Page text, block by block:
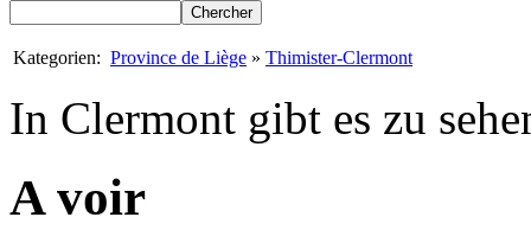
Kategorien: Province de Liège » Thimister-Clermont
In Clermont gibt es zu
A voir